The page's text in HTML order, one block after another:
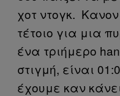
χοτ ντογκ.
τέτοιο για μια
ένα τριήμερο
στιγμή, είναι
έχουμε καν